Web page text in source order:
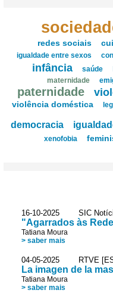
redes sociais
igualdade entre sexos
infância
saúde
maternidade
paternidade
violência doméstica
democracia
xenofobia
16-10-2025 SIC
"Agarrados às
Tatiana Moura
> saber mais
04-05-2025 RTVE
La imagen de la
Tatiana Moura
> saber mais